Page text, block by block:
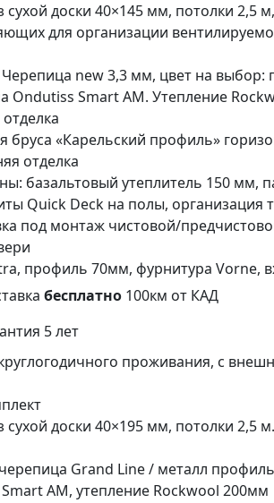
сухой доски 40×145 мм, потолки
для организации
new 3,3 мм, цвет на выбор:
Ondutiss Smart АM. Утепление
бруса «Карельский профиль»
отделка
базальтовый утеплитель 150 мм,
Quick Deck на полы, организация
под монтаж чистовой/
профиль 70мм, фурнитура Vorne,
бесплатно 100км от КАД
5 лет
проживания, с
сухой доски 40×195 мм, потолки 2,5
Grand Line / металл
АM, утепление Rockwool 200мм